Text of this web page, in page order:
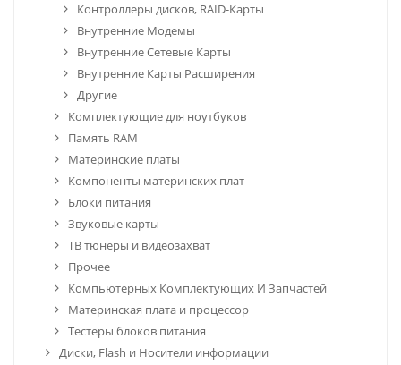
Контроллеры дисков, RAID-Карты
Внутренние Модемы
Внутренние Сетевые Карты
Внутренние Карты Расширения
Другие
Комплектующие для ноутбуков
Память RAM
Материнские платы
Компоненты материнских плат
Блоки питания
Звуковые карты
ТВ тюнеры и видеозахват
Прочее
Компьютерных Комплектующих И Запчастей
Материнская плата и процессор
Тестеры блоков питания
Диски, Flash и Носители информации